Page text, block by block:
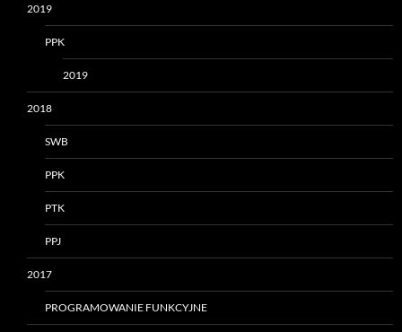
2019
PPK
2019
2018
SWB
PPK
PTK
PPJ
2017
PROGRAMOWANIE FUNKCYJNE